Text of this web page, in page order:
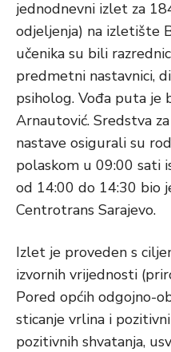
jednodnevni izlet za
odjeljenja) na izletište
učenika su bili
predmetni nastavnici,
psiholog. Vođa puta je
Arnautović. Sredstva
nastave osigurali su
polaskom u 09:00 sati
od 14:00 do 14:30 bio
Centrotrans Sarajevo.
Izlet je proveden s
izvornih vrijednosti
Pored općih odgojno-
sticanje vrlina i
pozitivnih shvatanja,